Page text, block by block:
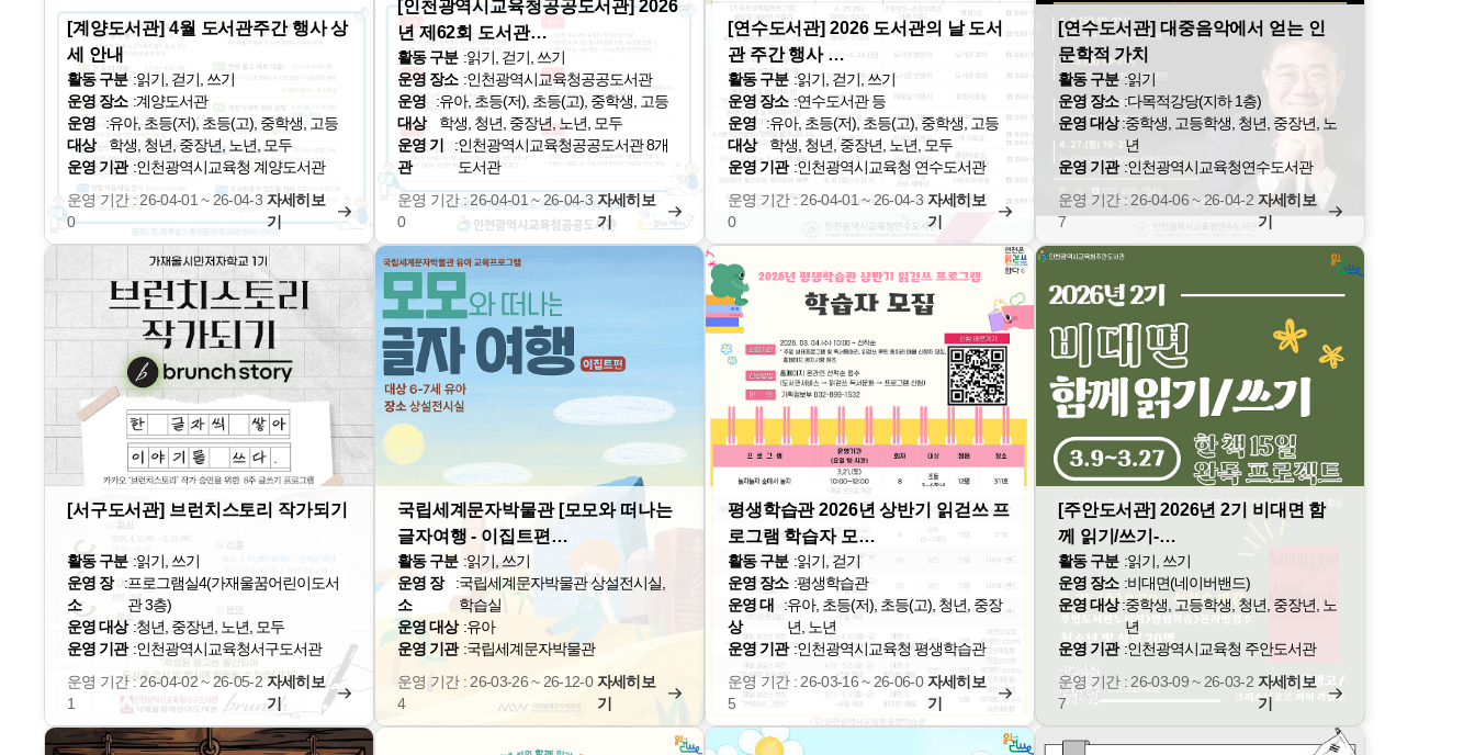
[계양도서관] 4월 도서관주간 행사 상
세 안내
활동 구분 :읽기, 걷기, 쓰기
운영 장소 :계양도서관
운영
대상
:유아, 초등(저), 초등(고), 중학생, 고등
학생, 청년, 중장년, 노년, 모두
운영 기관 :인천광역시교육청 계양도서관
운영 기간 : 26-04-01 ~ 26-04-3
0
자세히보
기
[인천광역시교육청공공도서관] 2026
년 제62회 도서관…
활동 구분 :읽기, 걷기, 쓰기
운영 장소 :인천광역시교육청공공도서관
운영
대상
:유아, 초등(저), 초등(고), 중학생, 고등
학생, 청년, 중장년, 노년, 모두
운영 기
관
:인천광역시교육청공공도서관 8개
도서관
운영 기간 : 26-04-01 ~ 26-04-3
0
자세히보
기
[연수도서관] 2026 도서관의 날 도서
관 주간 행사 …
활동 구분 :읽기, 걷기, 쓰기
운영 장소 :연수도서관 등
운영
대상
:유아, 초등(저), 초등(고), 중학생, 고등
학생, 청년, 중장년, 노년, 모두
운영 기관 :인천광역시교육청 연수도서관
운영 기간 : 26-04-01 ~ 26-04-3
0
자세히보
기
[연수도서관] 대중음악에서 얻는 인
문학적 가치
활동 구분 :읽기
운영 장소 :다목적강당(지하 1층)
운영 대상 :중학생, 고등학생, 청년, 중장년, 노
년
운영 기관 :인천광역시교육청연수도서관
운영 기간 : 26-04-06 ~ 26-04-2
7
자세히보
기
[서구도서관] 브런치스토리 작가되기
활동 구분 :읽기, 쓰기
운영 장
소
:프로그램실4(가재울꿈어린이도서
관 3층)
운영 대상 :청년, 중장년, 노년, 모두
운영 기관 :인천광역시교육청서구도서관
운영 기간 : 26-04-02 ~ 26-05-2
1
자세히보
기
국립세계문자박물관 [모모와 떠나는
글자여행 - 이집트편…
활동 구분 :읽기, 쓰기
운영 장
소
:국립세계문자박물관 상설전시실,
학습실
운영 대상 :유아
운영 기관 :국립세계문자박물관
운영 기간 : 26-03-26 ~ 26-12-0
4
자세히보
기
평생학습관 2026년 상반기 읽걷쓰 프
로그램 학습자 모…
활동 구분 :읽기, 걷기
운영 장소 :평생학습관
운영 대
상
:유아, 초등(저), 초등(고), 청년, 중장
년, 노년
운영 기관 :인천광역시교육청 평생학습관
운영 기간 : 26-03-16 ~ 26-06-0
5
자세히보
기
[주안도서관] 2026년 2기 비대면 함
께 읽기/쓰기-…
활동 구분 :읽기, 쓰기
운영 장소 :비대면(네이버밴드)
운영 대상 :중학생, 고등학생, 청년, 중장년, 노
년
운영 기관 :인천광역시교육청 주안도서관
운영 기간 : 26-03-09 ~ 26-03-2
7
자세히보
기